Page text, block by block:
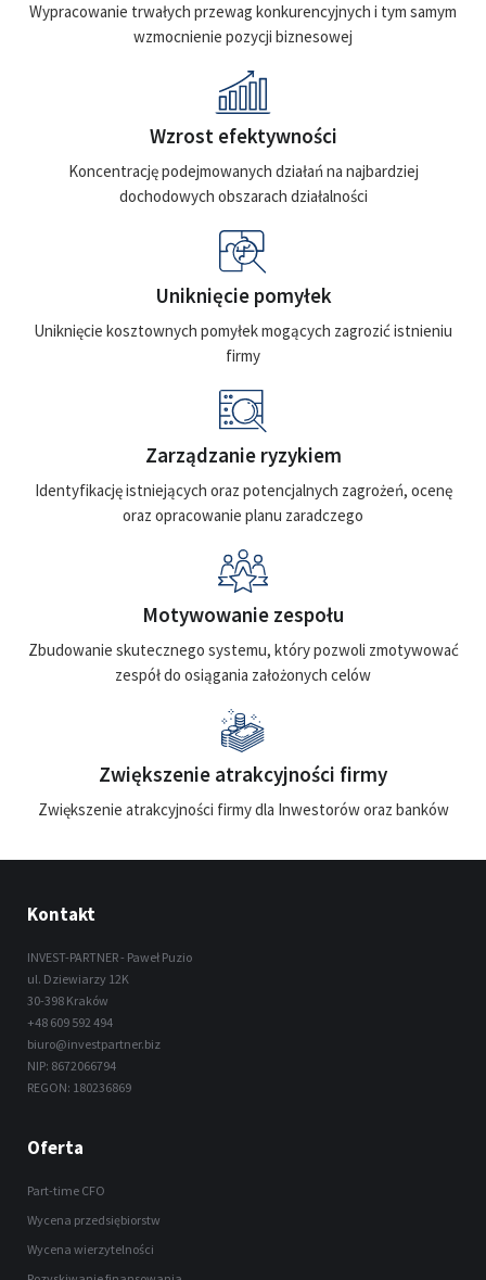
Wypracowanie trwałych przewag konkurencyjnych i tym samym
wzmocnienie pozycji biznesowej
Wzrost efektywności
Koncentrację podejmowanych działań na najbardziej
dochodowych obszarach działalności
Uniknięcie pomyłek
Uniknięcie kosztownych pomyłek mogących zagrozić istnieniu
firmy
Zarządzanie ryzykiem
Identyfikację istniejących oraz potencjalnych zagrożeń, ocenę
oraz opracowanie planu zaradczego
Motywowanie zespołu
Zbudowanie skutecznego systemu, który pozwoli zmotywować
zespół do osiągania założonych celów
Zwiększenie atrakcyjności firmy
Zwiększenie atrakcyjności firmy dla Inwestorów oraz banków
Kontakt
INVEST-PARTNER - Paweł Puzio
ul. Dziewiarzy 12K
30-398 Kraków
+48 609 592 494
biuro@investpartner.biz
NIP: 8672066794
REGON: 180236869
Oferta
Part-time CFO
Wycena przedsiębiorstw
Wycena wierzytelności